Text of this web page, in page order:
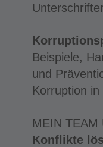
Beispiele,
und
Korruption
MEIN TEAM
Konflikte